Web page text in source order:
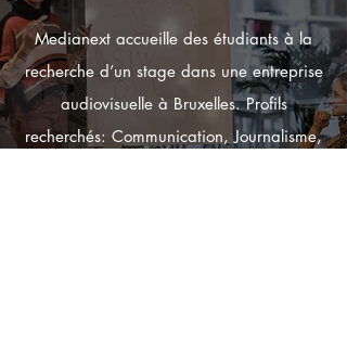
Medianext accueille des étudiants à la
recherche d’un stage dans une entreprise
audiovisuelle à Bruxelles. Profils
recherchés: Communication, Journalisme,